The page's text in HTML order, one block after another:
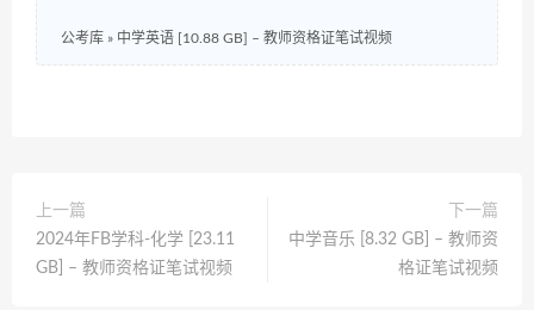
公考库 » 中学英语 [10.88 GB] – 教师资格证笔试视频
上一篇
2024年FB学科-化学 [23.11
GB] – 教师资格证笔试视频
下一篇
中学音乐 [8.32 GB] – 教师资
格证笔试视频